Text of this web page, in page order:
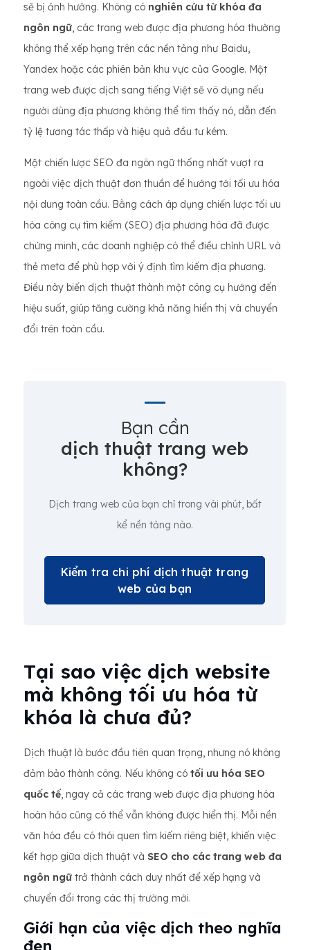
sẽ bị ảnh hưởng. Không có nghiên cứu từ khóa đa
ngôn ngữ, các trang web được địa phương hóa thường
không thể xếp hạng trên các nền tảng như Baidu,
Yandex hoặc các phiên bản khu vực của Google. Một
trang web được dịch sang tiếng Việt sẽ vô dụng nếu
người dùng địa phương không thể tìm thấy nó, dẫn đến
tỷ lệ tương tác thấp và hiệu quả đầu tư kém.
Một chiến lược SEO đa ngôn ngữ thống nhất vượt ra
ngoài việc dịch thuật đơn thuần để hướng tới tối ưu hóa
nội dung toàn cầu. Bằng cách áp dụng chiến lược tối ưu
hóa công cụ tìm kiếm (SEO) địa phương hóa đã được
chứng minh, các doanh nghiệp có thể điều chỉnh URL và
thẻ meta để phù hợp với ý định tìm kiếm địa phương.
Điều này biến dịch thuật thành một công cụ hướng đến
hiệu suất, giúp tăng cường khả năng hiển thị và chuyển
đổi trên toàn cầu.
Bạn cần
dịch thuật trang web
không?
Dịch trang web của bạn chỉ trong vài phút, bất
kể nền tảng nào.
Kiểm tra chi phí dịch thuật trang
web của bạn
Tại sao việc dịch website
mà không tối ưu hóa từ
khóa là chưa đủ?
Dịch thuật là bước đầu tiên quan trọng, nhưng nó không
đảm bảo thành công. Nếu không có tối ưu hóa SEO
quốc tế, ngay cả các trang web được địa phương hóa
hoàn hảo cũng có thể vẫn không được hiển thị. Mỗi nền
văn hóa đều có thói quen tìm kiếm riêng biệt, khiến việc
kết hợp giữa dịch thuật và SEO cho các trang web đa
ngôn ngữ trở thành cách duy nhất để xếp hạng và
chuyển đổi trong các thị trường mới.
Giới hạn của việc dịch theo nghĩa
đen